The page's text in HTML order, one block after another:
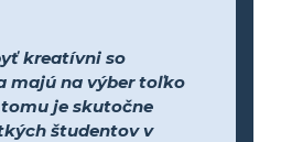
kreatívni so
majú na výber toľko
je skutočne
študentov v